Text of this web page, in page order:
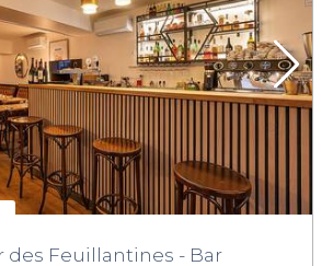
des Feuillantines - Bar